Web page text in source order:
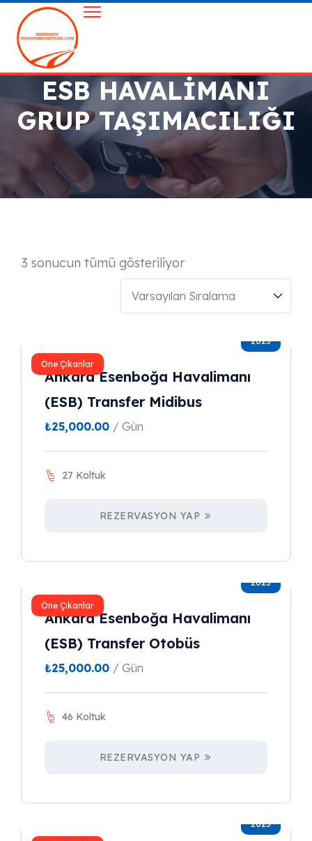
ESB HAVALIMANI
GRUP TAŞIMACILIĞI
3 sonucun tümü gösteriliyor
Öne Çıkanlar
2023
Ankara Esenboğa Havalimanı
(ESB) Transfer Midibus
₺25,000.00 / Gün
27 Koltuk
REZERVASYON YAP
Öne Çıkanlar
2023
Ankara Esenboğa Havalimanı
(ESB) Transfer Otobüs
₺25,000.00 / Gün
46 Koltuk
REZERVASYON YAP
2023